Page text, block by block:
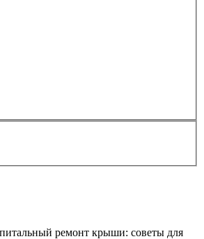
ремонт крыши: советы для